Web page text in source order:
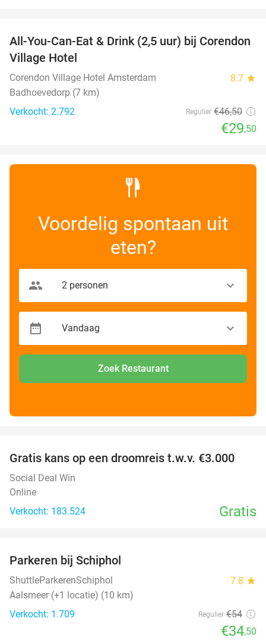
37%
All-You-Can-Eat & Drink (2,5 uur) bij Corendon
Village Hotel
Corendon Village Hotel Amsterdam 8.7 star
Badhoevedorp (7 km)
Verkocht: 2.792
Regulier €46,50
€29,50
Voordelig spontaan uit
eten?
Zoek Restaurant
Gratis kans op een droomreis t.w.v. €3.000
Social Deal Win
Online
Verkocht: 183.524
Gratis
Parkeren bij Schiphol
ShuttleParkerenSchiphol 7.8 star
Aalsmeer (+1 locatie) (10 km)
Verkocht: 1.709
Regulier €54
€34,50